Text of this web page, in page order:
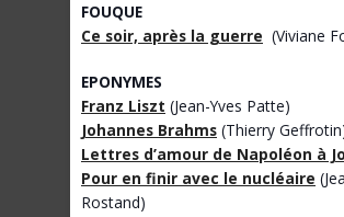
FOUQUE
Ce soir, après la guerre (Viviane
EPONYMES
Franz Liszt (Jean-Yves Patte)
Johannes Brahms (Thierry
Lettres d’amour de Napoléon à
Pour en finir avec le nucléaire
Rostand)